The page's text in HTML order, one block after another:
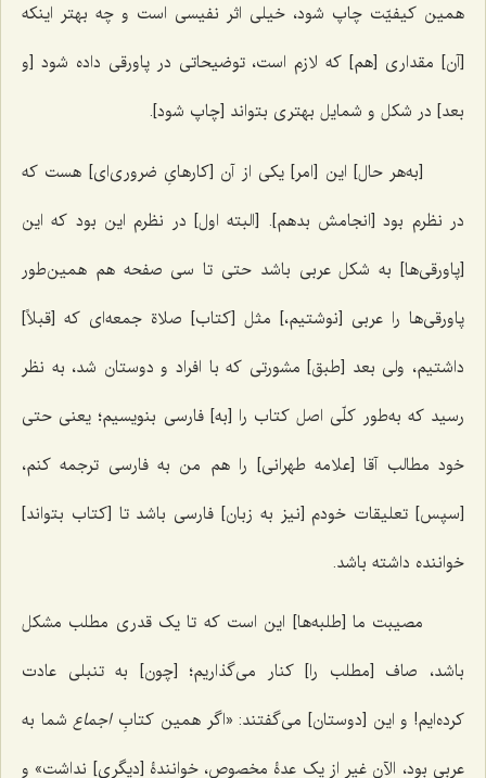
همین کیفیّت چاپ شود، خیلی اثر نفیسی است و چه بهتر اینکه
[آن] مقداری [هم] که لازم است، توضیحاتی در پاورقی داده شود [و
بعد] در شکل و شمایل بهتری بتواند [چاپ شود].
[به‌هر حال] این [امر] یکی از آن [کارهایِ ضروری‌ای] هست که
در نظرم بود [انجامش بدهم]. [البته اول] در نظرم این بود که این
[پاورقی‌ها] به شکل عربی باشد حتی تا سی صفحه هم همین‌طور
پاورقی‌ها را عربی [نوشتیم،] مثل [کتاب] صلاة جمعه‌ای که [قبلاً]
داشتیم، ولی بعد [طبق] مشورتی که با افراد و دوستان شد، به نظر
رسید که به‌طور کلّی اصل کتاب را [به] فارسی بنویسیم؛ یعنی حتی
خود مطالب آقا [علامه طهرانی] را هم من به فارسی ترجمه کنم،
[سپس] تعلیقات خودم [نیز به زبان] فارسی باشد تا [کتاب بتواند]
خواننده داشته باشد.
مصیبت ما [طلبه‌ها] این است که تا یک قدری مطلب مشکل
باشد، صاف [مطلب را] کنار می‌گذاریم؛ [چون] به تنبلی عادت
کرده‌ایم! و این [دوستان] می‌گفتند: «اگر همین کتابِاجماعشما به
عربی بود، الآن غیر از یک عدۀ مخصوص، خوانندۀ [دیگری] نداشت» و